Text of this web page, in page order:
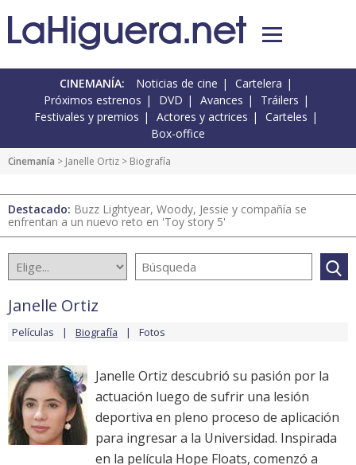
CINEMANÍA: Noticias de cine
Cartelera
Próximos estrenos
DVD Avances
Tráilers
Festivales y premios
Actores y actrices
Carteles
Box-office
Cinemanía > Janelle Ortiz > Biografía
Destacado: Buzz Lightyear, Woody, Jessie y compañía se
enfrentan a un nuevo reto en 'Toy story 5'
Janelle Ortiz
Películas Biografía Fotos
Janelle Ortiz descubrió su pasión por la
actuación luego de sufrir una lesión
deportiva en pleno proceso de aplicación
para ingresar a la Universidad. Inspirada
en la película Hope Floats, comenzó a